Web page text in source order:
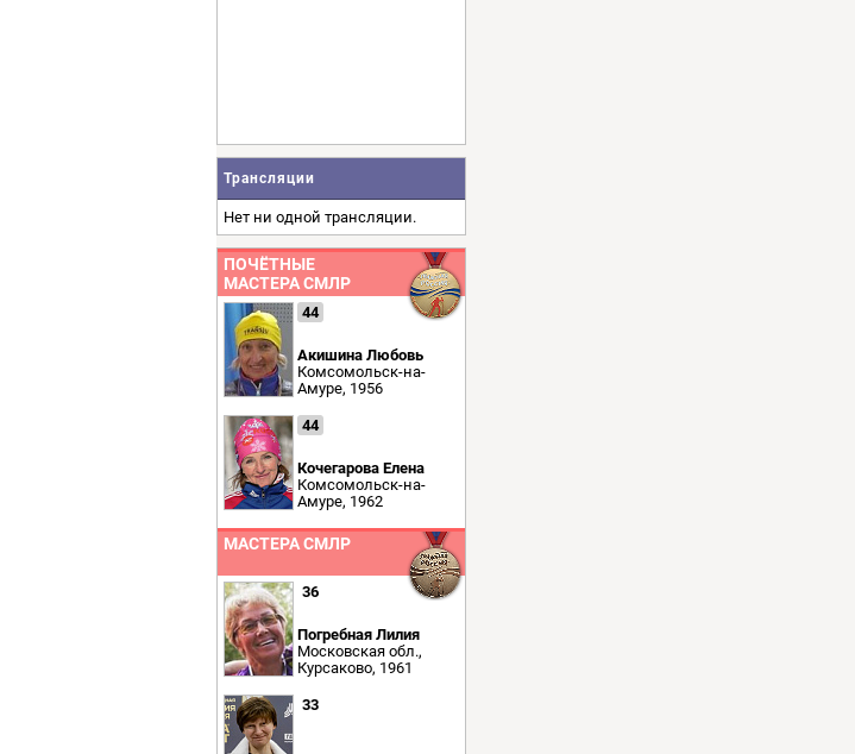
Трансляции
Нет ни одной трансляции.
ПОЧЁТНЫЕ
МАСТЕРА СМЛР
44
Акишина Любовь
Комсомольск-на-
Амуре, 1956
44
Кочегарова Елена
Комсомольск-на-
Амуре, 1962
МАСТЕРА СМЛР
36
Погребная Лилия
Московская обл.,
Курсаково, 1961
33